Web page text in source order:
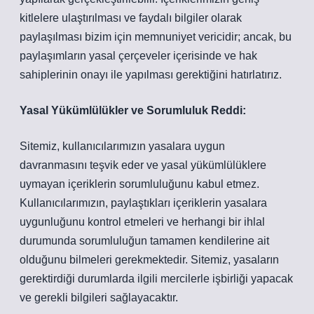
kitlelere ulaştırılması ve faydalı bilgiler olarak
paylaşılması bizim için memnuniyet vericidir; ancak, bu
paylaşımların yasal çerçeveler içerisinde ve hak
sahiplerinin onayı ile yapılması gerektiğini hatırlatırız.
Yasal Yükümlülükler ve Sorumluluk Reddi:
Sitemiz, kullanıcılarımızın yasalara uygun
davranmasını teşvik eder ve yasal yükümlülüklere
uymayan içeriklerin sorumluluğunu kabul etmez.
Kullanıcılarımızın, paylaştıkları içeriklerin yasalara
uygunluğunu kontrol etmeleri ve herhangi bir ihlal
durumunda sorumluluğun tamamen kendilerine ait
olduğunu bilmeleri gerekmektedir. Sitemiz, yasaların
gerektirdiği durumlarda ilgili mercilerle işbirliği yapacak
ve gerekli bilgileri sağlayacaktır.